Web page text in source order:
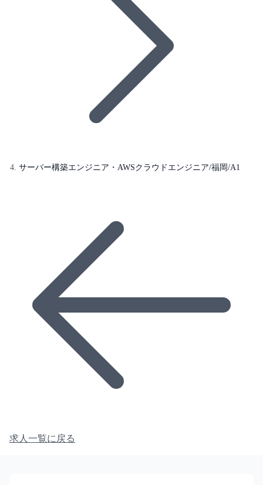
サーバー構築エンジニア・AWSクラウドエンジニア/福岡/A1
求人一覧に戻る